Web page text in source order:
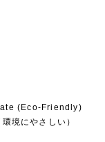
(Eco-Friendly)
境にやさしい）